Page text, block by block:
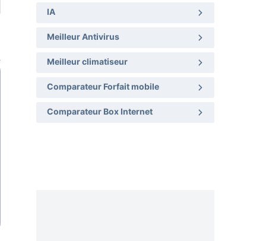
IA
Meilleur Antivirus
Meilleur climatiseur
Comparateur Forfait mobile
Comparateur Box Internet